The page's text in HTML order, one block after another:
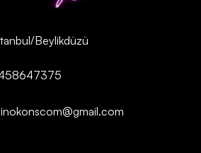
Beylikdüzü